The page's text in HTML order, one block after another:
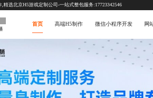
选北京H5游戏定制公司-一站式整包服务:17723342546
首页 高端H5制作 微信小程序开发 网